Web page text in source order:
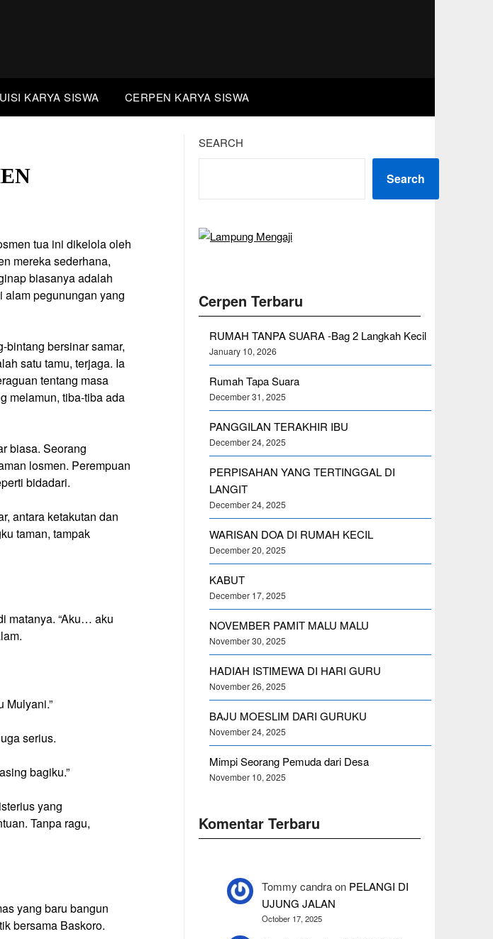
KARYA SISWA CERPEN KARYA SISWA
tua ini dikelola oleh
mereka sederhana,
biasanya adalah
alam pegunungan yang
bintang bersinar samar,
satu tamu, terjaga. Ia
tentang masa
melamun, tiba-tiba ada
biasa. Seorang
losmen. Perempuan
bidadari.
antara ketakutan dan
taman, tampak
matanya. “Aku… aku
Mulyani.”
serius.
bagiku.”
yang
Tanpa ragu,
yang baru bangun
bersama Baskoro.
SEARCH
Search
Cerpen Terbaru
RUMAH TANPA SUARA -Bag 2 Langkah Kecil
January 10, 2026
Rumah Tapa Suara
December 31, 2025
PANGGILAN TERAKHIR IBU
December 24, 2025
PERPISAHAN YANG TERTINGGAL DI
LANGIT
December 24, 2025
WARISAN DOA DI RUMAH KECIL
December 20, 2025
KABUT
December 17, 2025
NOVEMBER PAMIT MALU MALU
November 30, 2025
HADIAH ISTIMEWA DI HARI GURU
November 26, 2025
BAJU MOESLIM DARI GURUKU
November 24, 2025
Mimpi Seorang Pemuda dari Desa
November 10, 2025
Komentar Terbaru
Tommy candraon PELANGI DI
UJUNG JALAN
October 17, 2025